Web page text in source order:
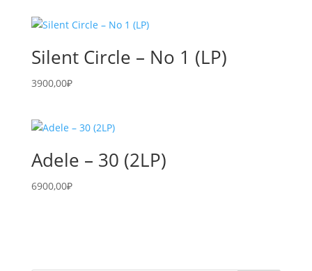
Silent Circle – No 1 (LP)
3900,00₽
Adele – 30 (2LP)
6900,00₽